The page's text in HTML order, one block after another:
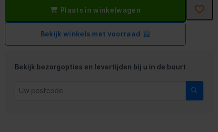
Plaats in winkelwagen
Bekijk winkels met voorraad
Bekijk bezorgopties en levertijden bij u in de buurt